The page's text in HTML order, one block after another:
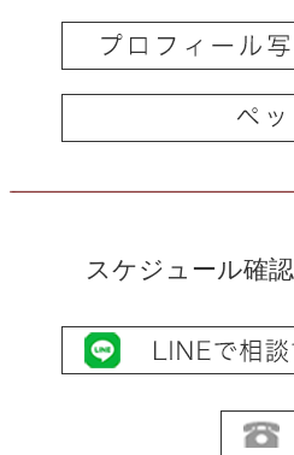
スケジュール確